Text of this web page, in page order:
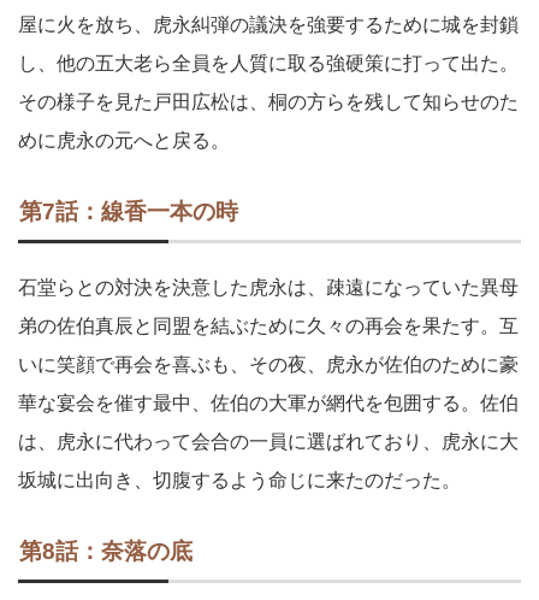
屋に火を放ち、虎永糾弾の議決を強要するために城を封鎖
し、他の五大老ら全員を人質に取る強硬策に打って出た。
その様子を見た戸田広松は、桐の方らを残して知らせのた
めに虎永の元へと戻る。
第7話：線香一本の時
石堂らとの対決を決意した虎永は、疎遠になっていた異母
弟の佐伯真辰と同盟を結ぶために久々の再会を果たす。互
いに笑顔で再会を喜ぶも、その夜、虎永が佐伯のために豪
華な宴会を催す最中、佐伯の大軍が網代を包囲する。佐伯
は、虎永に代わって会合の一員に選ばれており、虎永に大
坂城に出向き、切腹するよう命じに来たのだった。
第8話：奈落の底